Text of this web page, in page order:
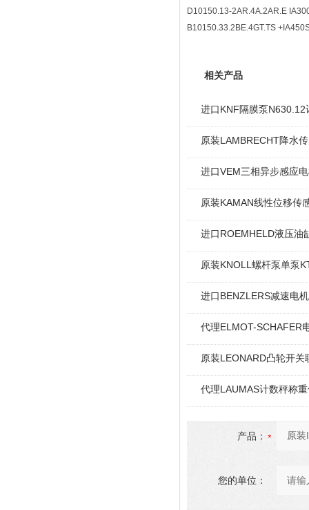
D10150.13-2AR.4A.2AR.E
B10150.33.2BE.4GT.TS
相关产品
进口KNF隔膜泵
原装LAMBRECHT降水
进口VEM三相异步感应
原装KAMAN线性位移传
进口ROEMHELD液压油
原装KNOLL螺杆泵单泵
进口BENZLERS减速电
代理ELMOT-SCHAFER
原装LEONARD凸轮开关
代理LAUMAS计数秤称
产品：
您的单位：